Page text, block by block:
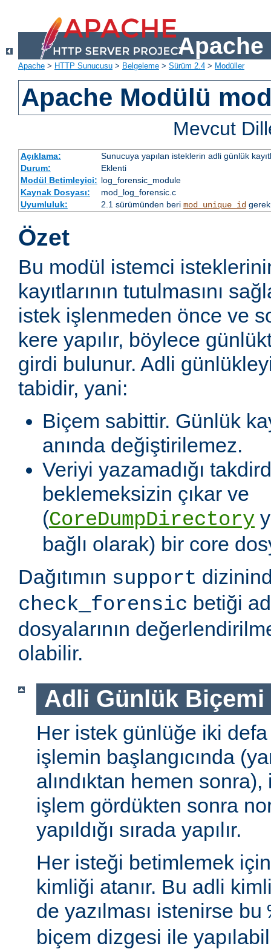
Apache
Apache > HTTP Sunucusu > Belgeleme > Sürüm 2.4 > Modüller
Apache Modülü
Mevcut
Açıklama:
Sunucuya yapılan isteklerin adli günlük
Durum:
Eklenti
Modül Betimleyici: log_forensic_module
Kaynak Dosyası:
mod_log_forensic.c
Uyumluluk:
2.1 sürümünden beri mod_unique_id
Özet
Bu modül istemci
kayıtlarının tutulmasını
istek işlenmeden önce ve
kere yapılır, böylece
girdi bulunur. Adli
tabidir, yani:
Biçem sabittir. Günlük
anında değiştirilemez.
Veriyi yazamadığı
beklemeksizin çıkar ve
(CoreDumpDirectory
bağlı olarak) bir core
Dağıtımın support
check_forensic betiği
dosyalarının
olabilir.
Adli Günlük Biçemi
Her istek günlüğe iki
işlemin başlangıcında
alındıktan hemen
işlem gördükten sonra
yapıldığı sırada yapılır.
Her isteği betimlemek
kimliği atanır. Bu adli
de yazılması istenirse bu
biçem dizgesi ile